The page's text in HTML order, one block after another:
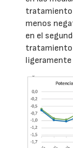
tratamiento
menos
en el
tratamiento
ligeramente